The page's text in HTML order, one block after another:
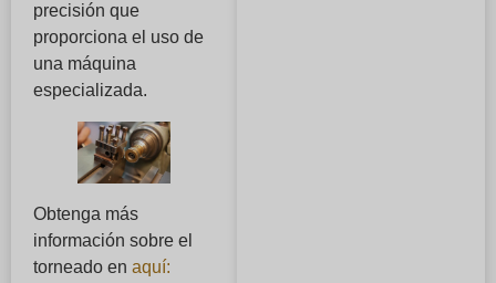
precisión que
proporciona el uso de
una máquina
especializada.
Obtenga más
información sobre el
torneado en aquí: